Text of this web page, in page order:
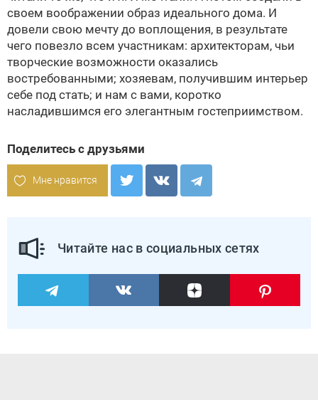
своем воображении образ идеального дома. И
довели свою мечту до воплощения, в результате
чего повезло всем участникам: архитекторам, чьи
творческие возможности оказались
востребованными; хозяевам, получившим интерьер
себе под стать; и нам с вами, коротко
насладившимся его элегантным гостеприимством.
Поделитесь с друзьями
Мне нравится
Читайте нас в социальных сетях